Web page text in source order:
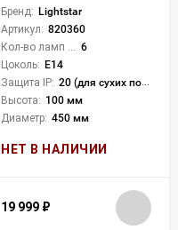
Бренд: Lightstar
Артикул: 820360
6
Цоколь: E14
Защита IP: 20 (для сухих пом.)
Высота: 100 мм
Диаметр: 450 мм
НЕТ В НАЛИЧИИ
19 999 ₽